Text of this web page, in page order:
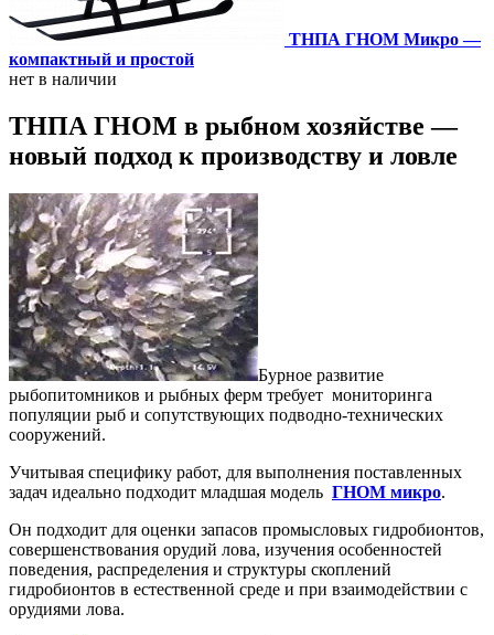
ТНПА ГНОМ Микро —
компактный и простой
нет в наличии
ТНПА ГНОМ в рыбном хозяйстве —
новый подход к производству и ловле
Бурное развитие
рыбопитомников и рыбных ферм требует мониторинга
популяции рыб и сопутствующих подводно-технических
сооружений.
Учитывая специфику работ, для выполнения поставленных
задач идеально подходит младшая модель ГНОМ микро.
Он подходит для оценки запасов промысловых гидробионтов,
совершенствования орудий лова, изучения особенностей
поведения, распределения и структуры скоплений
гидробионтов в естественной среде и при взаимодействии с
орудиями лова.